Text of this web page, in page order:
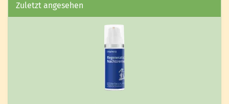
Zuletzt angesehen